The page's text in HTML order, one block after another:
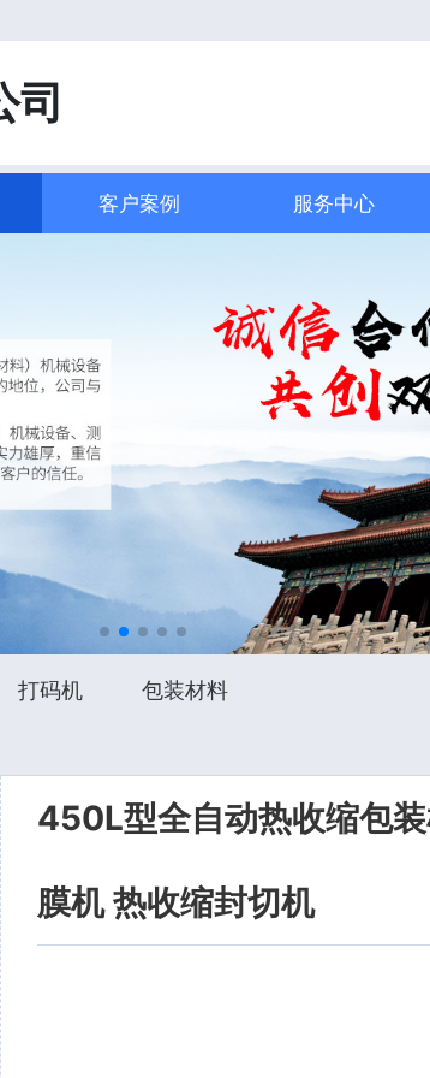
司
客户案例 服务中心
打码机 包装材料
450L型全自动热收缩包
膜机 热收缩封切机